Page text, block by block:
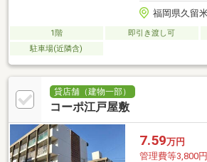
福岡県久留
1階 即引き渡し可
駐車場(近隣含)
貸店舗（建物一部）
コーポ江戸屋敷
7.59万円
管理費等3,800円